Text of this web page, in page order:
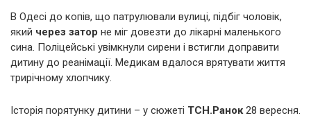
В Одесі до копів, що патрулювали вулиці, підбіг чоловік,
який через затор не міг довезти до лікарні маленького
сина. Поліцейські увімкнули сирени і встигли доправити
дитину до реанімації. Медикам вдалося врятувати життя
трирічному хлопчику.
Історія порятунку дитини – у сюжеті ТСН.Ранок28 вересня.